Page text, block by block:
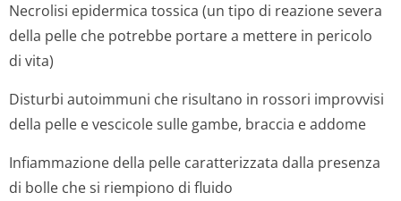
Necrolisi epidermica tossica (un tipo di reazione severa
della pelle che potrebbe portare a mettere in pericolo
di vita)
Disturbi autoimmuni che risultano in rossori improvvisi
della pelle e vescicole sulle gambe, braccia e addome
Infiammazione della pelle caratterizzata dalla presenza
di bolle che si riempiono di fluido